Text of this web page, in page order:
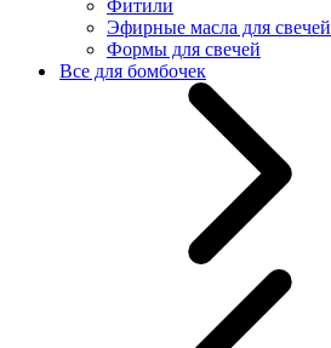
Фитили
Эфирные масла для свечей
Формы для свечей
Все для бомбочек